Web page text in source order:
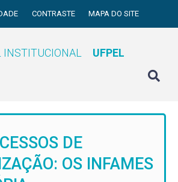
CONTRASTE MAPA DO SITE
INSTITUCIONAL UFPEL
DE
OS INFAMES